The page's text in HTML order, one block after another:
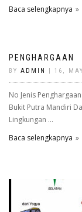
Baca selengkapnya
PENGHARGAAN
BY ADMIN | 16,
No Jenis
Bukit Putra Mandiri
Lingkungan ...
Baca selengkapnya